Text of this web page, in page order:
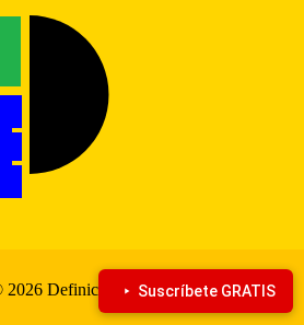
2026 Definiciona Suscríbete GRATIS